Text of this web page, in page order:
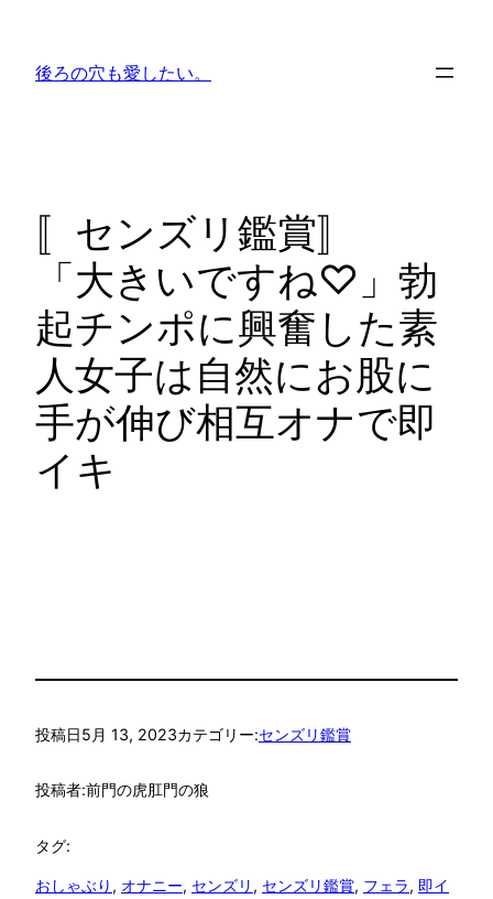
後ろの穴も愛したい。
〚センズリ鑑賞〛
「大きいですね♡」勃
起チンポに興奮した素
人女子は自然にお股に
手が伸び相互オナで即
イキ
投稿日5月 13, 2023カテゴリー:センズリ鑑賞
投稿者:前門の虎肛門の狼
タグ:
おしゃぶり , オナニー, センズリ , センズリ鑑賞, フェラ, 即イ